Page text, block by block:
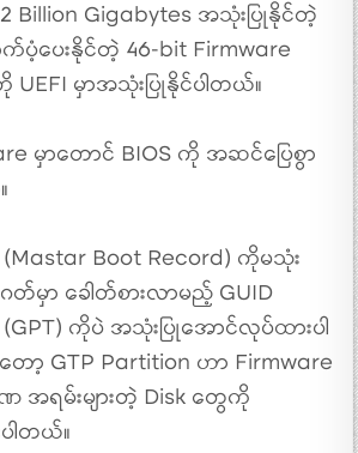
Billion Gigabytes အသုံးပြုနိုင်တဲ့
ပေးနိုင်တဲ့ 46-bit Firmware
UEFI မှာအသုံးပြုနိုင်ပါတယ်။
မှာတောင် BIOS ကို အဆင်ပြေစွာ
(Mastar Boot Record) ကိုမသုံး
တ်မှာ ခေါတ်စားလာမည့် GUID
ကိုပဲ အသုံးပြုအောင်လုပ်ထားပါ
GTP Partition ဟာ Firmware
အရမ်းများတဲ့ Disk တွေကို
ါတယ်။